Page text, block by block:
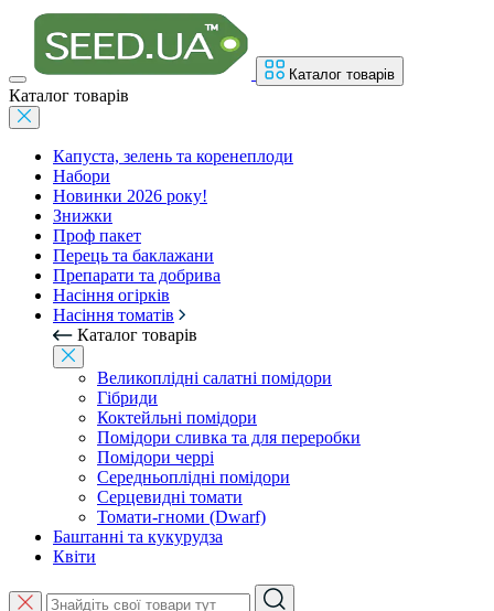
Каталог товарів
Каталог товарів
Капуста, зелень та коренеплоди
Набори
Новинки 2026 року!
Знижки
Проф пакет
Перець та баклажани
Препарати та добрива
Насіння огірків
Насіння томатів
Каталог товарів
Великоплідні салатні помідори
Гібриди
Коктейльні помідори
Помідори сливка та для переробки
Помідори черрі
Середньоплідні помідори
Серцевидні томати
Томати-гноми (Dwarf)
Баштанні та кукурудза
Квіти